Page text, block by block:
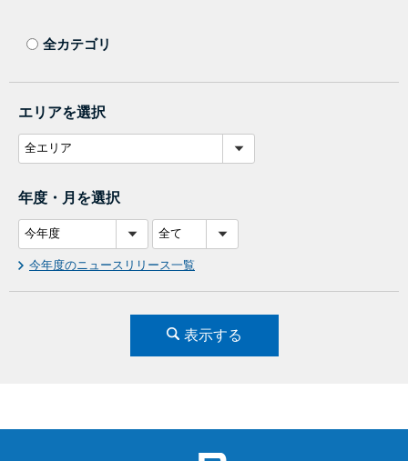
全カテゴリ
エリアを選択
年度・月を選択
今年度のニュースリリース一覧
表示する